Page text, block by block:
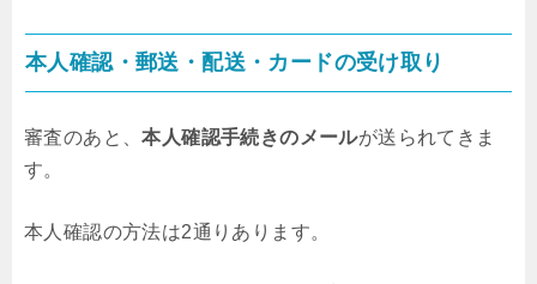
本人確認・郵送・配送・カードの受け取り
審査のあと、本人確認手続きのメールが送られてきま
す。
本人確認の方法は2通りあります。